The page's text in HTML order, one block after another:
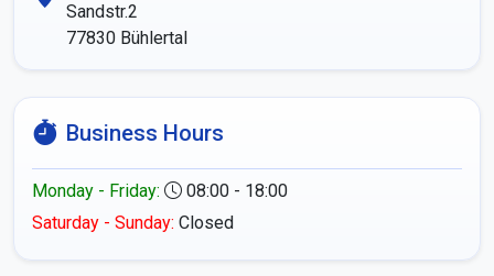
Sandstr.2
77830 Bühlertal
Business Hours
Monday - Friday:
08:00 - 18:00
Saturday - Sunday: Closed